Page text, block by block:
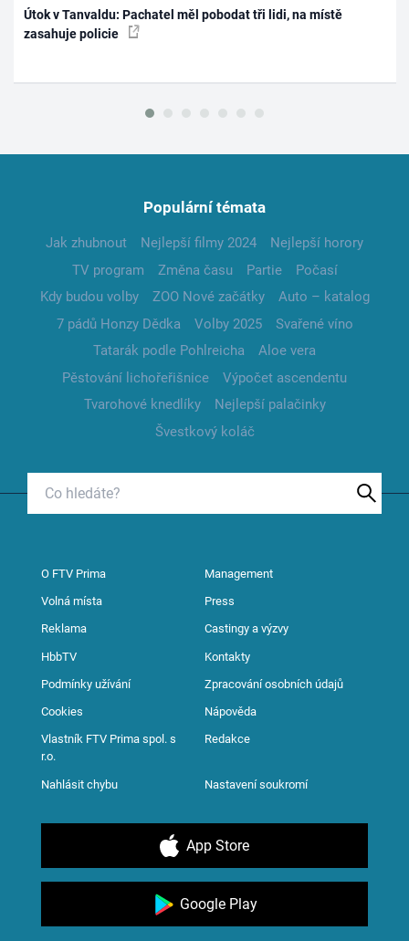
Útok v Tanvaldu: Pachatel měl pobodat tři lidi, na místě
zasahuje policie
Populární témata
Jak zhubnout Nejlepší filmy 2024
Nejlepší horory
TV program
Změna času Partie
Počasí
Kdy budou volby
ZOO Nové začátky
Auto – katalog
7 pádů Honzy Dědka
Volby 2025
Svařené víno
Tatarák podle Pohlreicha
Aloe vera
Pěstování lichořeřišnice
Výpočet ascendentu
Tvarohové knedlíky
Nejlepší palačinky
Švestkový koláč
O FTV Prima Management
Volná místa Press
Reklama Castingy a výzvy
HbbTV Kontakty
Podmínky užívání Zpracování osobních údajů
Cookies Nápověda
Vlastník FTV Prima spol. s
r.o.
Redakce
Nahlásit chybu Nastavení soukromí
App Store
Google Play